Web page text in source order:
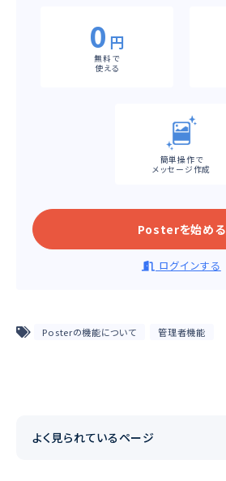
よく見られているページ
0 円
無料で
使える
簡単操作で
メッセージ作成
Posterを始める
ログインする
Posterの機能について 管理者機能